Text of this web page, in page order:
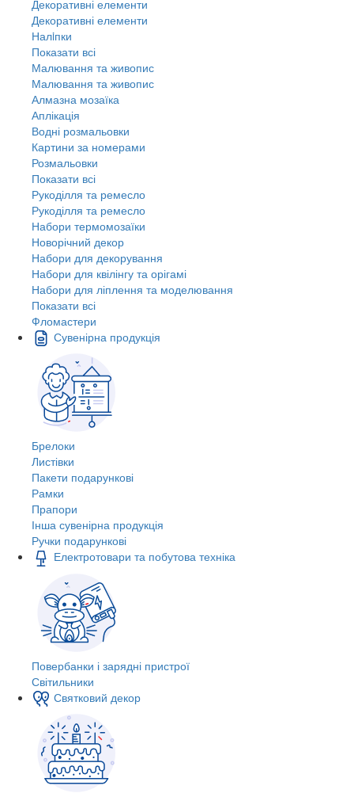
Декоративні елементи
Декоративні елементи
Налiпки
Показати всі
Малювання та живопис
Малювання та живопис
Алмазна мозаїка
Аплікація
Водні розмальовки
Картини за номерами
Розмальовки
Показати всі
Рукоділля та ремесло
Рукоділля та ремесло
Набори термомозаїки
Новорічний декор
Набори для декорування
Набори для квілінгу та орігамі
Набори для ліплення та моделювання
Показати всі
Фломастери
Сувенірна продукція
Брелоки
Листівки
Пакети подарункові
Рамки
Прапори
Інша сувенірна продукція
Ручки подарункові
Електротовари та побутова техніка
Повербанки і зарядні пристрої
Світильники
Святковий декор